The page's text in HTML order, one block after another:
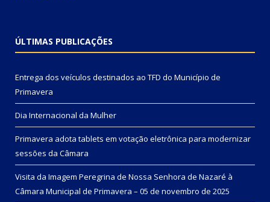
ÚLTIMAS PUBLICAÇÕES
Entrega dos veículos destinados ao TFD do Município de
Primavera
Dia Internacional da Mulher
Primavera adota tablets em votação eletrônica para modernizar
sessões da Câmara
Visita da Imagem Peregrina de Nossa Senhora de Nazaré à
Câmara Municipal de Primavera – 05 de novembro de 2025